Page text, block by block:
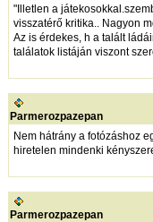
"Illetlen a
visszatérő kritika.. Nagyon
Az is érdekes, h a talált
találatok listáján viszont
Parmerozpazepan
Nem hátrány a fotózáshoz
hiretelen mindenki
Parmerozpazepan